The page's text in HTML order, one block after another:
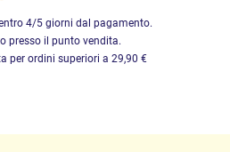
4/5 giorni dal pagamento.
presso il punto vendita.
per ordini superiori a 29,90 €